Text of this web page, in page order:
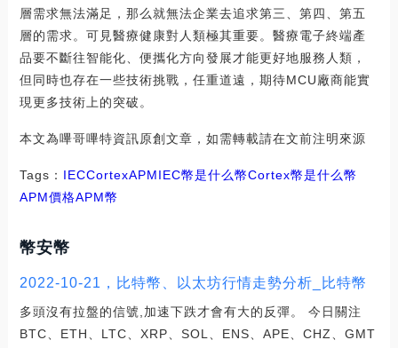
層需求無法滿足，那么就無法企業去追求第三、第四、第五
層的需求。可見醫療健康對人類極其重要。醫療電子終端產
品要不斷往智能化、便攜化方向發展才能更好地服務人類，
但同時也存在一些技術挑戰，任重道遠，期待MCU廠商能實
現更多技術上的突破。
本文為嗶哥嗶特資訊原創文章，如需轉載請在文前注明來源
Tags： IECCortexAPMIEC幣是什么幣Cortex幣是什么幣
APM價格APM幣
幣安幣
2022-10-21，比特幣、以太坊行情走勢分析_比特幣
多頭沒有拉盤的信號,加速下跌才會有大的反彈。 今日關注
BTC、ETH、LTC、XRP、SOL、ENS、APE、CHZ、GMT